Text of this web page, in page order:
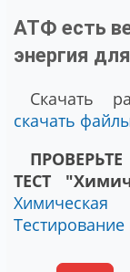
АТФ есть
энергия
Скачать
скачать
ТЕСТ